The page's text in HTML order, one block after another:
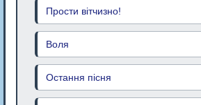
Прости вітчизно!
Воля
Остання пісня